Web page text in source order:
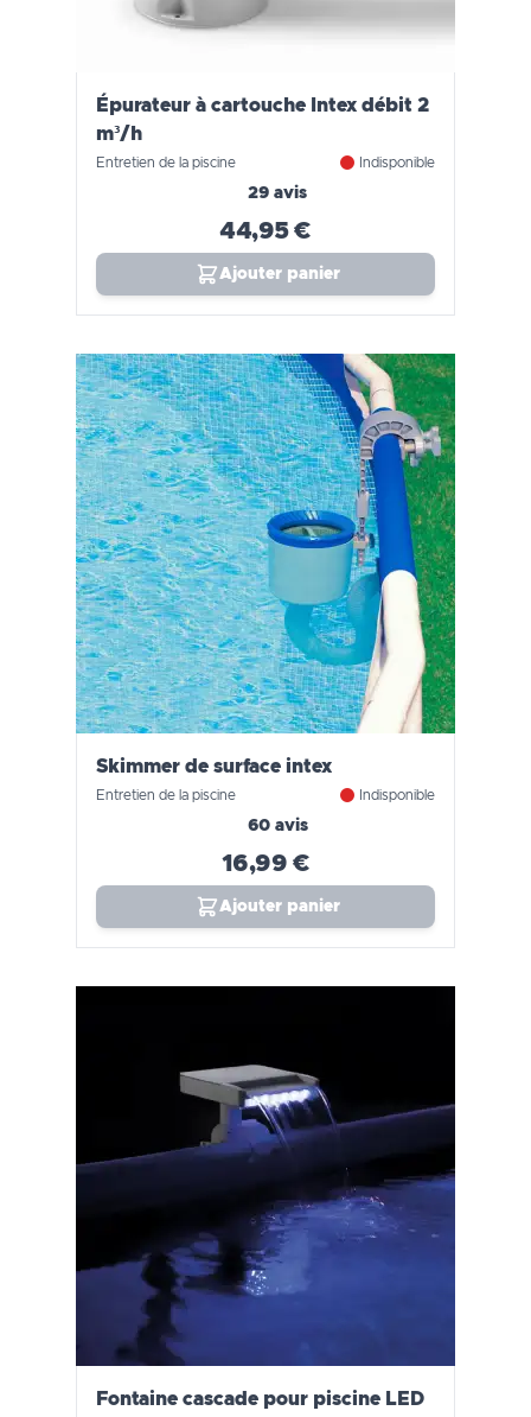
Épurateur à cartouche Intex débit 2
m³/h
Entretien de la piscine Indisponible
29 avis
44,95 €
Ajouter panier
Skimmer de surface intex
Entretien de la piscine Indisponible
60 avis
16,99 €
Ajouter panier
Fontaine cascade pour piscine LED